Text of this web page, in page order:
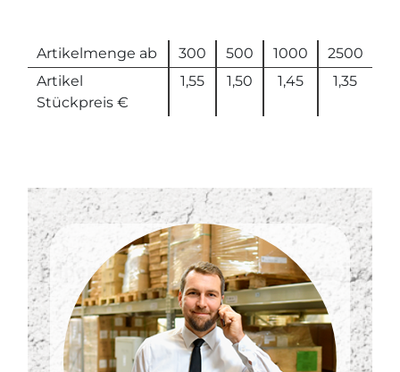
Artikelmenge ab 300 500 1000
2500
Artikel
Stückpreis €
1,55 1,50 1,45 1,35